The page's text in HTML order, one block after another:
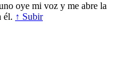
oye mi voz y me abre la
él. ↑ Subir